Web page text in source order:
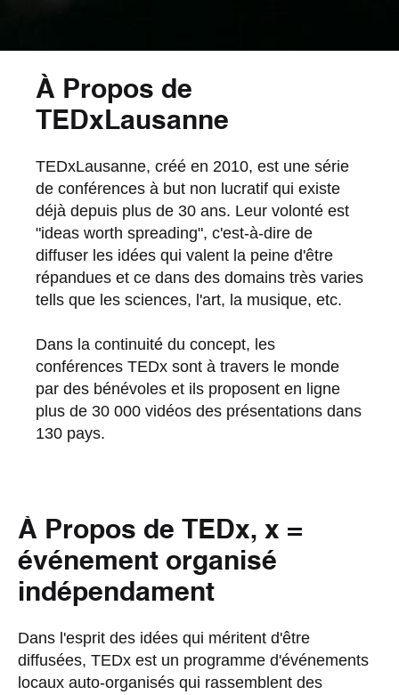
À Propos de
TEDxLausanne
TEDxLausanne, créé en 2010, est une série
de conférences à but non lucratif qui existe
déjà depuis plus de 30 ans. Leur volonté est
"ideas worth spreading", c'est-à-dire de
diffuser les idées qui valent la peine d'être
répandues et ce dans des domains très varies
tells que les sciences, l'art, la musique, etc.
Dans la continuité du concept, les
conférences TEDx sont à travers le monde
par des bénévoles et ils proposent en ligne
plus de 30 000 vidéos des présentations dans
130 pays.
À Propos de TEDx, x =
événement organisé
indépendament
Dans l'esprit des idées qui méritent d'être
diffusées, TEDx est un programme d'événements
locaux auto-organisés qui rassemblent des